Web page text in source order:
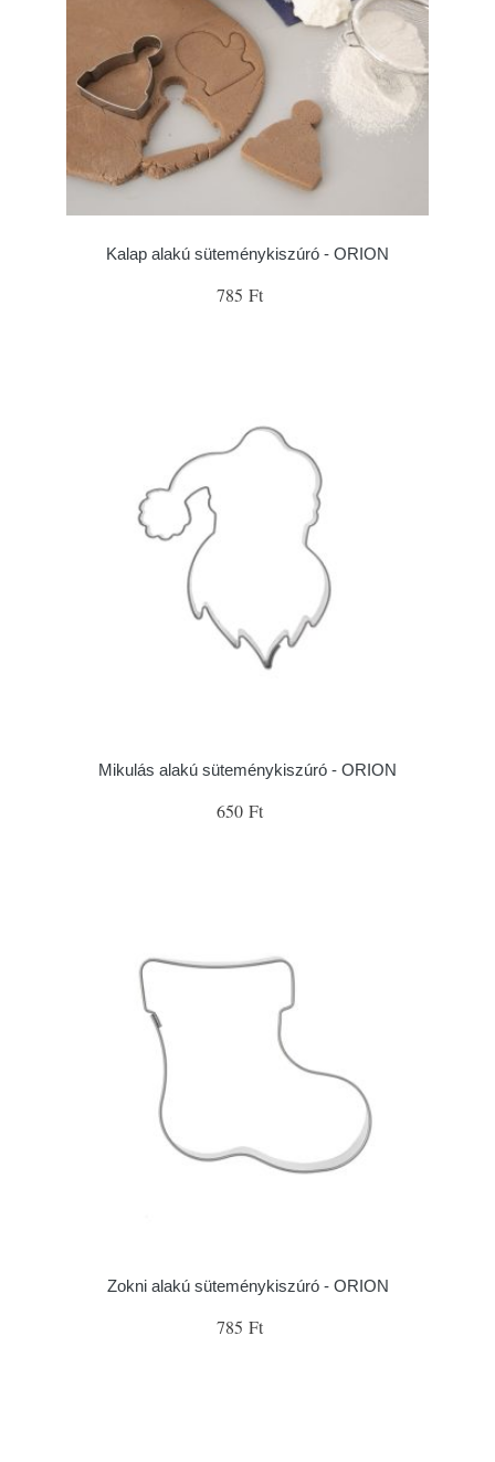
Kalap alakú süteménykiszúró - ORION
785 Ft
Mikulás alakú süteménykiszúró - ORION
650 Ft
Zokni alakú süteménykiszúró - ORION
785 Ft